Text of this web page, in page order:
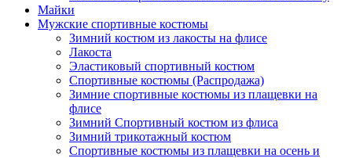
Майки
Мужские спортивные костюмы
Зимний костюм из лакосты на флисе
Лакоста
Эластиковый спортивный костюм
Спортивные костюмы (Распродажа)
Зимние спортивные костюмы из плащевки на
флисе
Зимний Спортивный костюм из флиса
Зимний трикотажный костюм
Спортивные костюмы из плащевки на осень и